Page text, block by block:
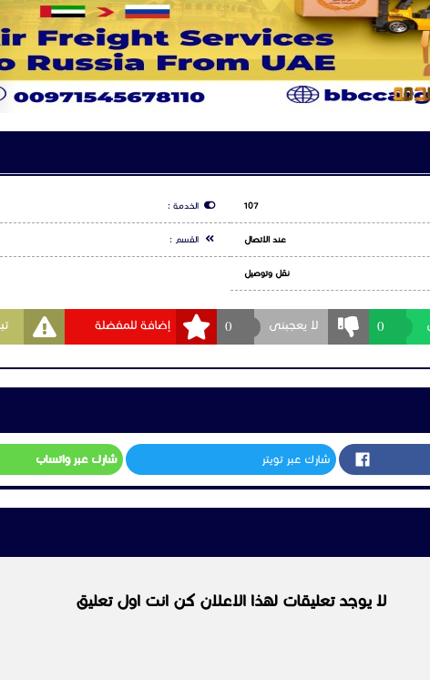
#LuggageShipping #AirFreightDubai #DubaiToRussia #DubaiToMoscow
#CargoToRussia #AirCargoDubai #DoorToDoorShipping #DubaiCargo
#InternationalShipping #UAEToRussia #FastAirFreight #BBC_Cargo
#PersonalLuggageShipping #CommercialCargo
107 الخدمة :
عند الاتصال القسم :
نقل وتوصيل
0 لا يعجبنى 0 إضافة للمفضلة
شارك عبر تويتر شارك عبر واتساب
لا يوجد تعليقات لهذا الاعلان كن انت اول تعليق